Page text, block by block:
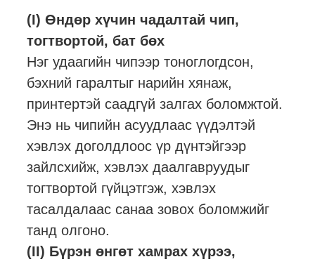
(I) Өндөр хүчин чадалтай чип,
тогтвортой, бат бөх
Нэг удаагийн чипээр тоноглогдсон,
бэхний гаралтыг нарийн хянаж,
принтертэй саадгүй залгах боломжтой.
Энэ нь чипийн асуудлаас үүдэлтэй
хэвлэх доголдлоос үр дүнтэйгээр
зайлсхийж, хэвлэх даалгавруудыг
тогтвортой гүйцэтгэж, хэвлэх
тасалдалаас санаа зовох боломжийг
танд олгоно.
(II) Бүрэн өнгөт хамрах хүрээ,